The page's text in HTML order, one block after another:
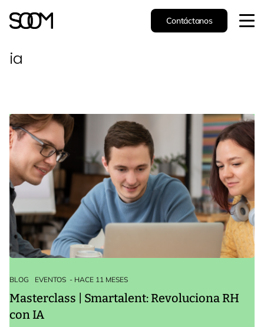
Contáctanos
ia
BLOG EVENTOS - HACE 11 MESES
Masterclass | Smartalent: Revoluciona RH
con IA